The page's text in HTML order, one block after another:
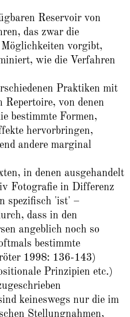
Reservoir von
das zwar die
vorgibt,
wie die Verfahren
Praktiken mit
Repertoire, von denen
bestimmte Formen,
hervorbringen,
andere marginal
in denen ausgehandelt
Fotografie in Differenz
spezifisch 'ist' –
dass in den
angeblich noch so
bestimmte
1998: 136-143)
Prinzipien etc.)
keineswegs nur die im
Stellungnahmen,